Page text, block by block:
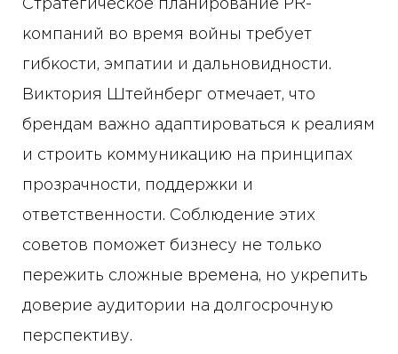
Стратегическое планирование PR-
компаний во время войны требует
гибкости, эмпатии и дальновидности.
Виктория Штейнберг отмечает, что
брендам важно адаптироваться к реалиям
и строить коммуникацию на принципах
прозрачности, поддержки и
ответственности. Соблюдение этих
советов поможет бизнесу не только
пережить сложные времена, но укрепить
доверие аудитории на долгосрочную
перспективу.